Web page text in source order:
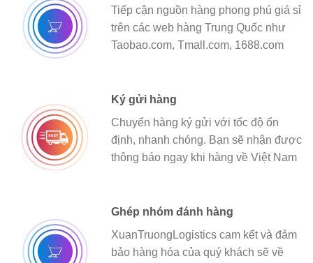
Tiếp cận nguồn hàng phong phú giá sỉ
trên các web hàng Trung Quốc như
Taobao.com, Tmall.com, 1688.com
Ký gửi hàng
Chuyển hàng ký gửi với tốc độ ổn
định, nhanh chóng. Bạn sẽ nhận được
thông báo ngay khi hàng về Việt Nam
Ghép nhóm đánh hàng
XuanTruongLogistics cam kết và đảm
bảo hàng hóa của quý khách sẽ về